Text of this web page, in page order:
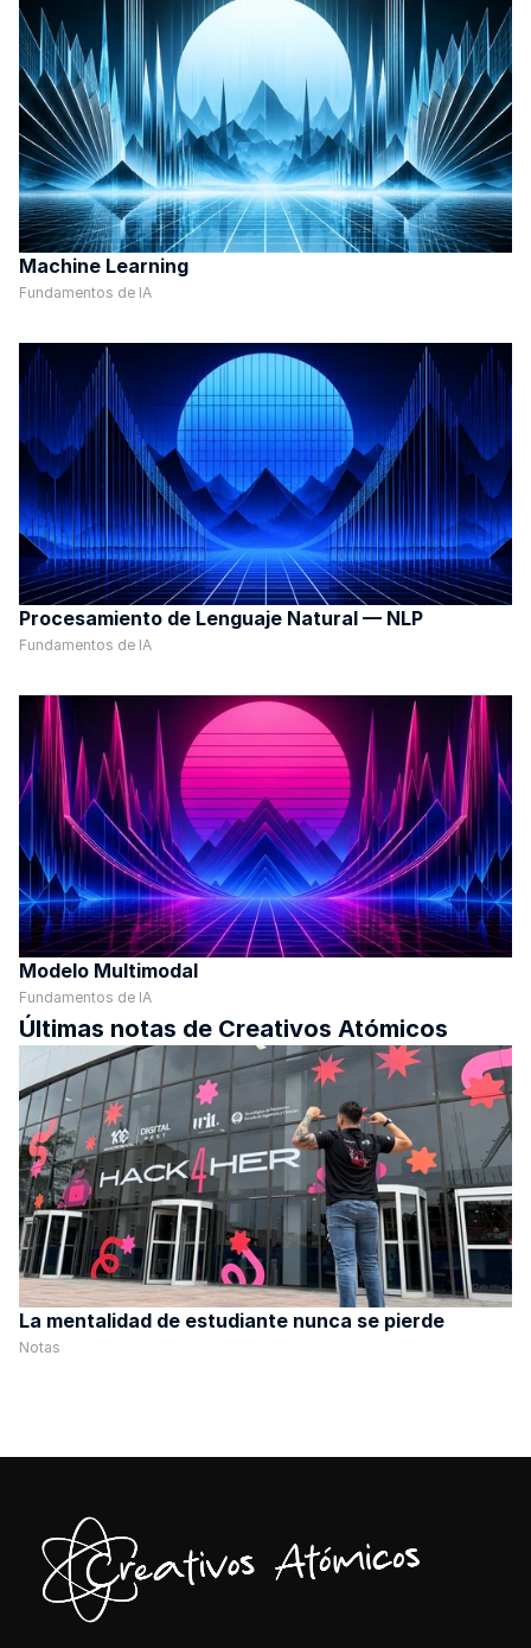
Machine Learning
Fundamentos de IA
Procesamiento de Lenguaje Natural — NLP
Fundamentos de IA
Modelo Multimodal
Fundamentos de IA
Últimas notas de Creativos Atómicos
La mentalidad de estudiante nunca se pierde
Notas